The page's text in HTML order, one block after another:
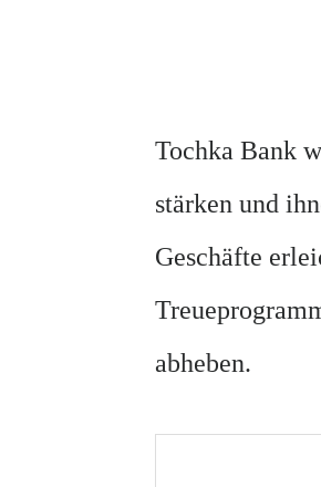
Tochka Bank
stärken und
Geschäfte
abheben.